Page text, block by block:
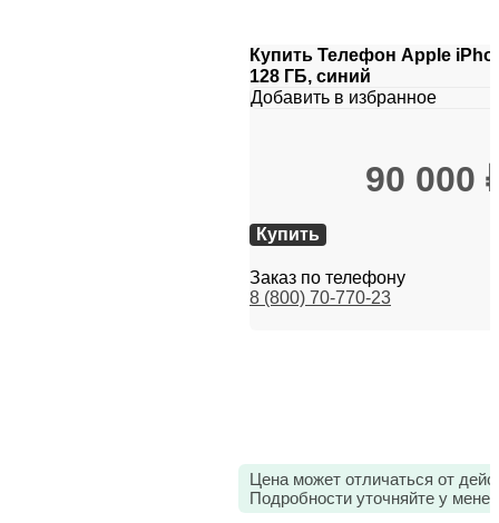
Купить Телефон Apple
128 ГБ, синий
Добавить в избранное
90 000
Купить
Заказ по телефону
8 (800) 70-770-23
Цена может отличаться от
Подробности уточняйте у